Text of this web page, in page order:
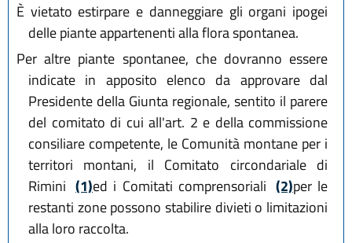
È vietato estirpare e danneggiare gli organi ipogei
delle piante appartenenti alla flora spontanea.
Per altre piante spontanee, che dovranno essere
indicate in apposito elenco da approvare dal
Presidente della Giunta regionale, sentito il parere
del comitato di cui all'art. 2 e della commissione
consiliare competente, le Comunità montane per i
territori montani, il Comitato circondariale di
Rimini (1)ed i Comitati comprensoriali (2)per le
restanti zone possono stabilire divieti o limitazioni
alla loro raccolta.